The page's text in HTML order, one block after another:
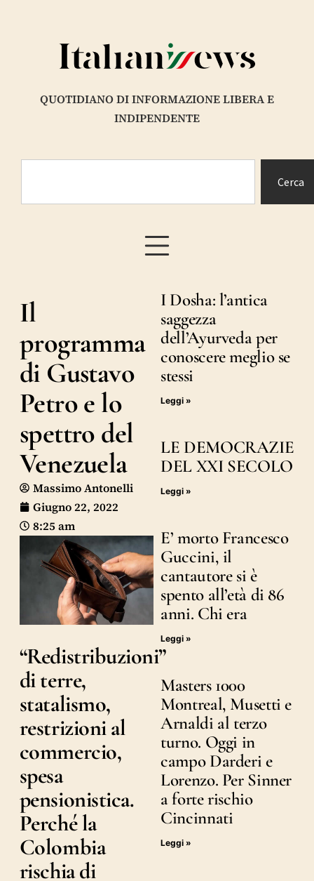
QUOTIDIANO DI INFORMAZIONE LIBERA E
INDIPENDENTE
Cerca
Il
programma
di Gustavo
Petro e lo
spettro del
Venezuela
Massimo Antonelli
Giugno 22, 2022
8:25 am
“Redistribuzioni”
di terre,
statalismo,
restrizioni al
commercio,
spesa
pensionistica.
Perché la
Colombia
rischia di
I Dosha: l’antica
saggezza
dell’Ayurveda per
conoscere meglio se
stessi
Leggi »
LE DEMOCRAZIE
DEL XXI SECOLO
Leggi »
E’ morto Francesco
Guccini, il
cantautore si è
spento all’età di 86
anni. Chi era
Leggi »
Masters 1000
Montreal, Musetti e
Arnaldi al terzo
turno. Oggi in
campo Darderi e
Lorenzo. Per Sinner
a forte rischio
Cincinnati
Leggi »